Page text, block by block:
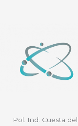
Pol. Ind. Cuesta